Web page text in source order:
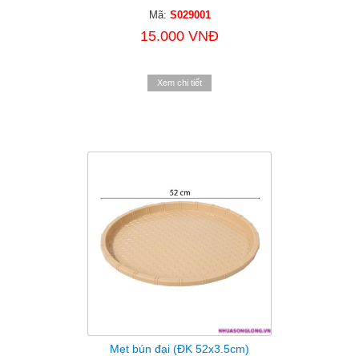
Mã: S029001
15.000 VNĐ
Xem chi tiết
Mẹt bún đại (ĐK 52x3.5cm)